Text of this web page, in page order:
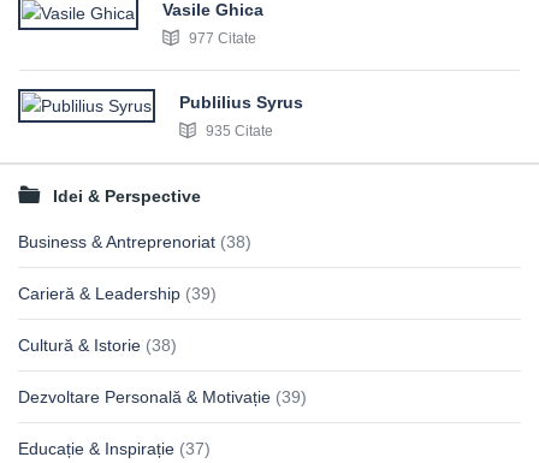
Vasile Ghica
977 Citate
Publilius Syrus
935 Citate
Idei & Perspective
Business & Antreprenoriat (38)
Carieră & Leadership (39)
Cultură & Istorie (38)
Dezvoltare Personală & Motivație (39)
Educație & Inspirație (37)